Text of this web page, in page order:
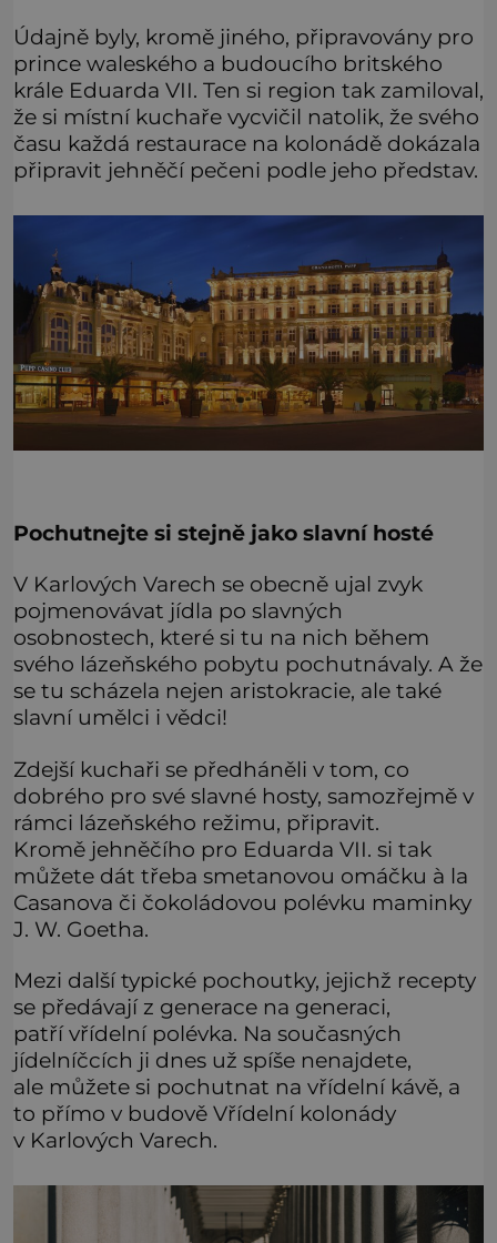
Údajně byly, kromě jiného, připravovány pro
prince waleského a budoucího britského
krále Eduarda VII. Ten si region tak zamiloval,
že si místní kuchaře vycvičil natolik, že svého
času každá restaurace na kolonádě dokázala
připravit jehněčí pečeni podle jeho představ.
Pochutnejte si stejně jako slavní hosté
V Karlových Varech se obecně ujal zvyk
pojmenovávat jídla po slavných
osobnostech, které si tu na nich během
svého lázeňského pobytu pochutnávaly. A že
se tu scházela nejen aristokracie, ale také
slavní umělci i vědci!
Zdejší kuchaři se předháněli v tom, co
dobrého pro své slavné hosty, samozřejmě v
rámci lázeňského režimu, připravit.
Kromě jehněčího pro Eduarda VII. si tak
můžete dát třeba smetanovou omáčku à la
Casanova či čokoládovou polévku maminky
J. W. Goetha.
Mezi další typické pochoutky, jejichž recepty
se předávají z generace na generaci,
patří vřídelní polévka. Na současných
jídelníčcích ji dnes už spíše nenajdete,
ale můžete si pochutnat na vřídelní kávě, a
to přímo v budově Vřídelní kolonády
v Karlových Varech.